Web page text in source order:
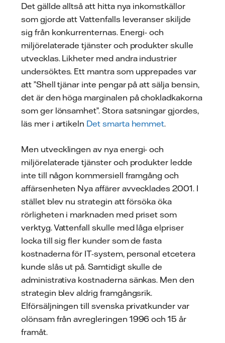
Det gällde alltså att hitta nya inkomstkällor
som gjorde att Vattenfalls leveranser skiljde
sig från konkurrenternas. Energi- och
miljörelaterade tjänster och produkter skulle
utvecklas. Likheter med andra industrier
undersöktes. Ett mantra som upprepades var
att ”Shell tjänar inte pengar på att sälja bensin,
det är den höga marginalen på chokladkakorna
som ger lönsamhet”. Stora satsningar gjordes,
läs mer i artikeln Det smarta hemmet.
Men utvecklingen av nya energi- och
miljörelaterade tjänster och produkter ledde
inte till någon kommersiell framgång och
affärsenheten Nya affärer avvecklades 2001. I
stället blev nu strategin att försöka öka
rörligheten i marknaden med priset som
verktyg. Vattenfall skulle med låga elpriser
locka till sig fler kunder som de fasta
kostnaderna för IT-system, personal etcetera
kunde slås ut på. Samtidigt skulle de
administrativa kostnaderna sänkas. Men den
strategin blev aldrig framgångsrik.
Elförsäljningen till svenska privatkunder var
olönsam från avregleringen 1996 och 15 år
framåt.